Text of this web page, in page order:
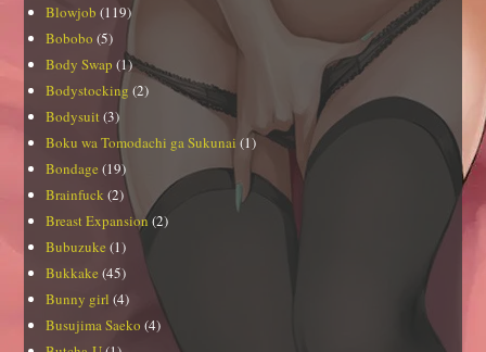
Blowjob (119)
Bobobo (5)
Body Swap (1)
Bodystocking (2)
Bodysuit(3)
Boku wa Tomodachi ga Sukunai (1)
Bondage (19)
Brainfuck (2)
Breast Expansion (2)
Bubuzuke (1)
Bukkake (45)
Bunny girl (4)
Busujima Saeko (4)